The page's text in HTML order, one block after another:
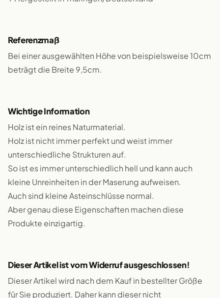
Referenzmaß
Bei einer ausgewählten Höhe von beispielsweise 10cm
beträgt die Breite 9,5cm.
Wichtige Information
Holz ist ein reines Naturmaterial.
Holz ist nicht immer perfekt und weist immer
unterschiedliche Strukturen auf.
So ist es immer unterschiedlich hell und kann auch
kleine Unreinheiten in der Maserung aufweisen.
Auch sind kleine Asteinschlüsse normal.
Aber genau diese Eigenschaften machen diese
Produkte einzigartig.
Dieser Artikel ist vom Widerruf ausgeschlossen!
Dieser Artikel wird nach dem Kauf in bestellter Größe
für Sie produziert. Daher kann dieser nicht